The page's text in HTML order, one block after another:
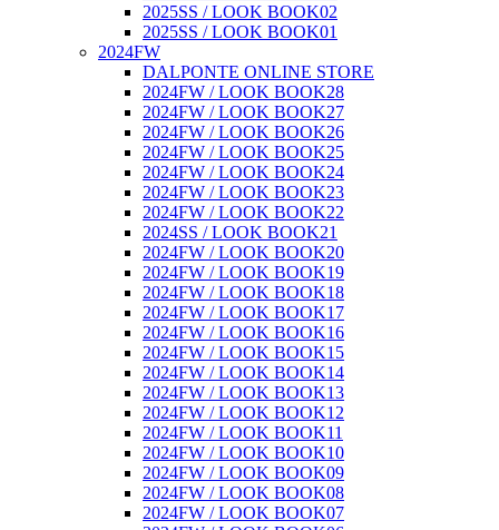
2025SS / LOOK BOOK02
2025SS / LOOK BOOK01
2024FW
DALPONTE ONLINE STORE
2024FW / LOOK BOOK28
2024FW / LOOK BOOK27
2024FW / LOOK BOOK26
2024FW / LOOK BOOK25
2024FW / LOOK BOOK24
2024FW / LOOK BOOK23
2024FW / LOOK BOOK22
2024SS / LOOK BOOK21
2024FW / LOOK BOOK20
2024FW / LOOK BOOK19
2024FW / LOOK BOOK18
2024FW / LOOK BOOK17
2024FW / LOOK BOOK16
2024FW / LOOK BOOK15
2024FW / LOOK BOOK14
2024FW / LOOK BOOK13
2024FW / LOOK BOOK12
2024FW / LOOK BOOK11
2024FW / LOOK BOOK10
2024FW / LOOK BOOK09
2024FW / LOOK BOOK08
2024FW / LOOK BOOK07